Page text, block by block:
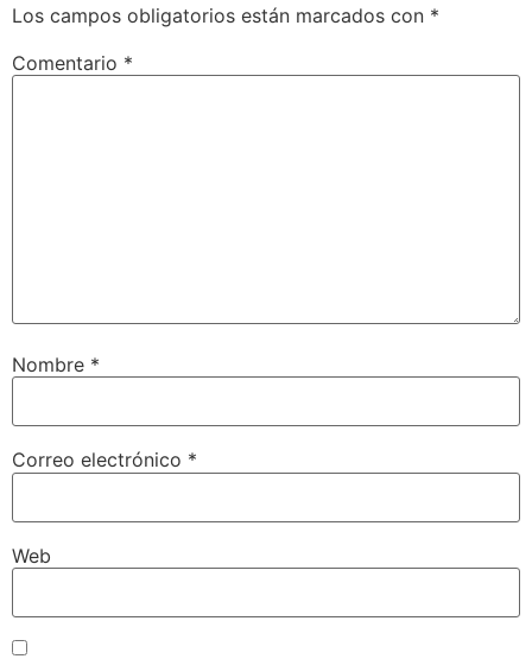
Los campos obligatorios están marcados con *
Comentario *
Nombre *
Correo electrónico *
Web